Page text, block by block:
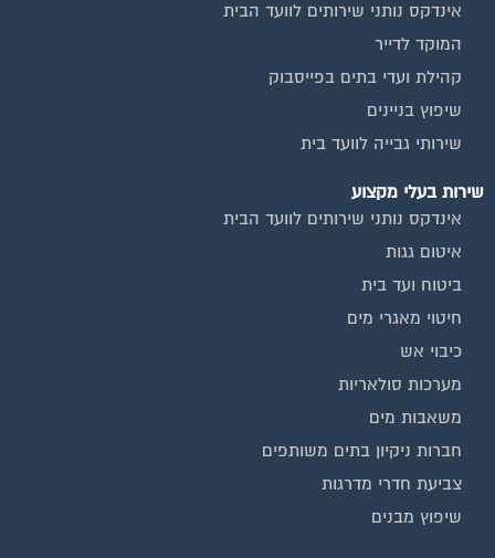
אינדקס נותני שירותים לוועד הבית
המוקד לדייר
קהילת ועדי בתים בפייסבוק
שיפוץ בניינים
שירותי גבייה לוועד בית
שירות בעלי מקצוע
אינדקס נותני שירותים לוועד הבית
איטום גגות
ביטוח ועד בית
חיטוי מאגרי מים
כיבוי אש
מערכות סולאריות
משאבות מים
חברות ניקיון בתים משותפים
צביעת חדרי מדרגות
שיפוץ מבנים